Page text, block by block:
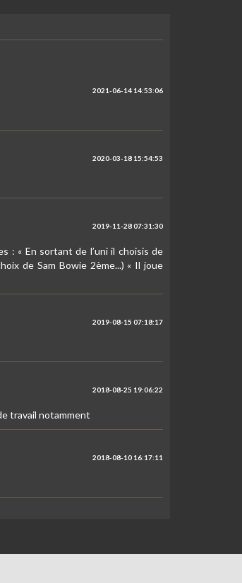
2021-06-14 14:53:06
2020-03-18 15:54:53
2019-11-28 07:31:30
: « En sortant de l’uni il choisis de
de Sam Bowie 2ème...) « Il joue
2019-08-15 07:18:17
2018-08-25 19:06:22
travail notamment
2018-08-10 16:17:11